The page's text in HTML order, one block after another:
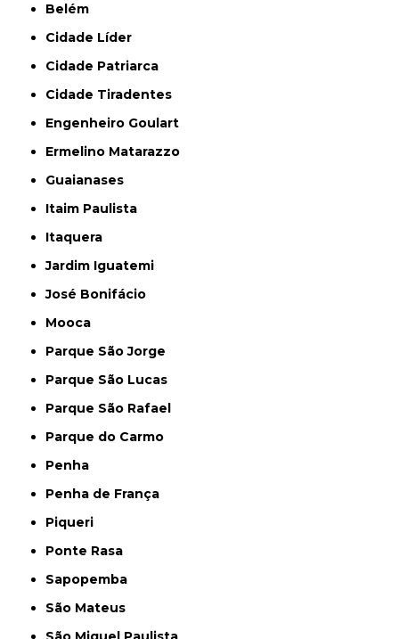
Belém
Cidade Líder
Cidade Patriarca
Cidade Tiradentes
Engenheiro Goulart
Ermelino Matarazzo
Guaianases
Itaim Paulista
Itaquera
Jardim Iguatemi
José Bonifácio
Mooca
Parque São Jorge
Parque São Lucas
Parque São Rafael
Parque do Carmo
Penha
Penha de França
Piqueri
Ponte Rasa
Sapopemba
São Mateus